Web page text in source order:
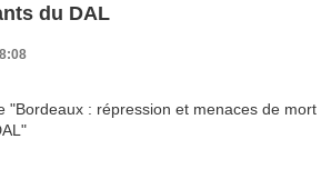
du DAL